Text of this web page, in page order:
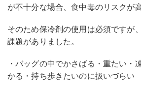
が不十分な場合、食中毒のリスクが
そのため保冷剤の使用は必須ですが
課題がありました。
・バッグの中でかさばる・重たい・
かる・持ち歩きたいのに扱いづらい